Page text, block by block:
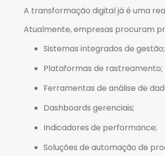
A transformação digital já é uma
Atualmente, empresas procuram
Sistemas integrados de gestão;
Plataformas de rastreamento;
Ferramentas de análise de
Dashboards gerenciais;
Indicadores de performance;
Soluções de automação de